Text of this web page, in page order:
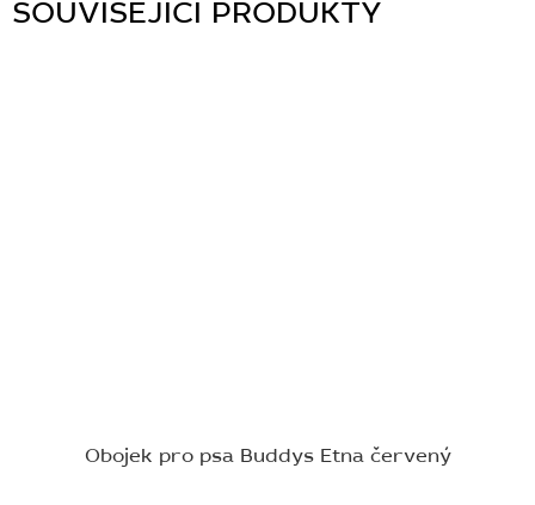
SOUVISEJÍCÍ PRODUKTY
Obojek pro psa Buddys Etna červený